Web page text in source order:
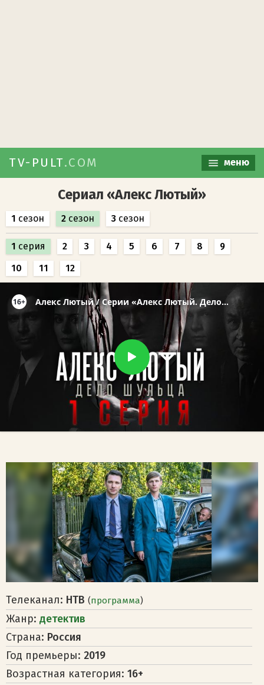
TV-PULT.COM меню
Сериал «Алекс Лютый»
1 сезон 2 сезон 3 сезон
1 серия 2 3 4 5 6 7 8
9
10
11 12
Телеканал: НТВ (программа)
Жанр: детектив
Страна: Россия
Год премьеры: 2019
Возрастная категория: 16+